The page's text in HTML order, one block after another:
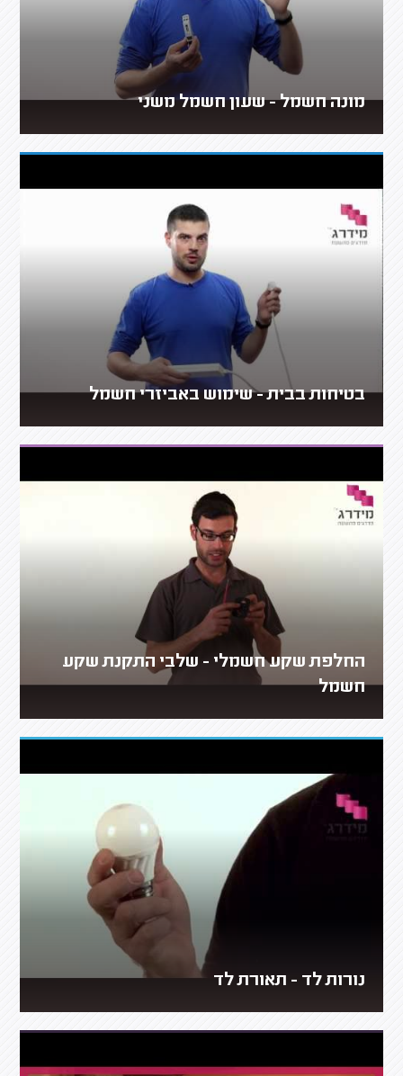
מונה חשמל - שעון חשמל משני
בטיחות בבית - שימוש באביזרי חשמל
החלפת שקע חשמלי - שלבי התקנת שקע
חשמל
נורות לד - תאורת לד